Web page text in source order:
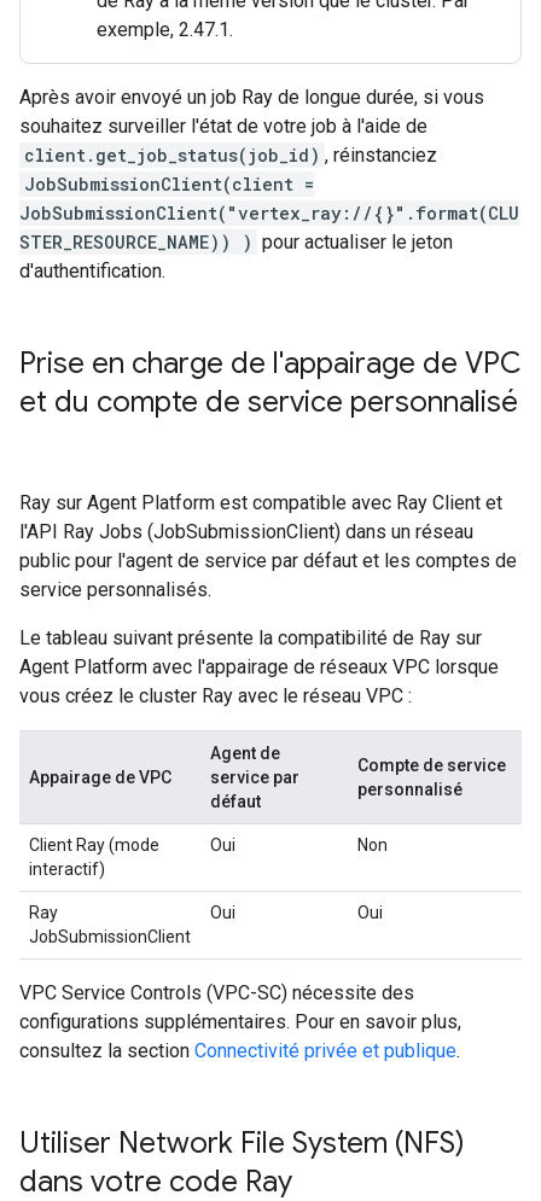
exemple, 2.47.1.
Après avoir envoyé un job Ray de longue durée, si vous
souhaitez surveiller l'état de votre job à l'aide de
client.get_job_status(job_id) , réinstanciez
JobSubmissionClient(client =
JobSubmissionClient("vertex_ray://{}".format(CLU
STER_RESOURCE_NAME)) ) pour actualiser le jeton
d'authentification.
Prise en charge de l'appairage de VPC
et du compte de service personnalisé
Ray sur Agent Platform est compatible avec Ray Client et
l'API Ray Jobs (JobSubmissionClient) dans un réseau
public pour l'agent de service par défaut et les comptes de
service personnalisés.
Le tableau suivant présente la compatibilité de Ray sur
Agent Platform avec l'appairage de réseaux VPC lorsque
vous créez le cluster Ray avec le réseau VPC :
Appairage de VPC
Agent de
service par
défaut
Compte de service
personnalisé
Client Ray (mode
interactif)
Oui Non
Ray
JobSubmissionClient
Oui Oui
VPC Service Controls (VPC-SC) nécessite des
configurations supplémentaires. Pour en savoir plus,
consultez la section Connectivité privée et publique.
Utiliser Network File System (NFS)
dans votre code Ray